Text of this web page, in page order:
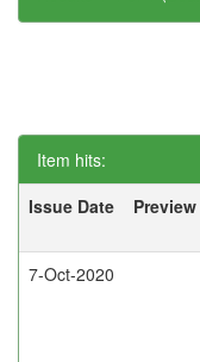
Item hits:
Issue Date
Preview
7-Oct-2020